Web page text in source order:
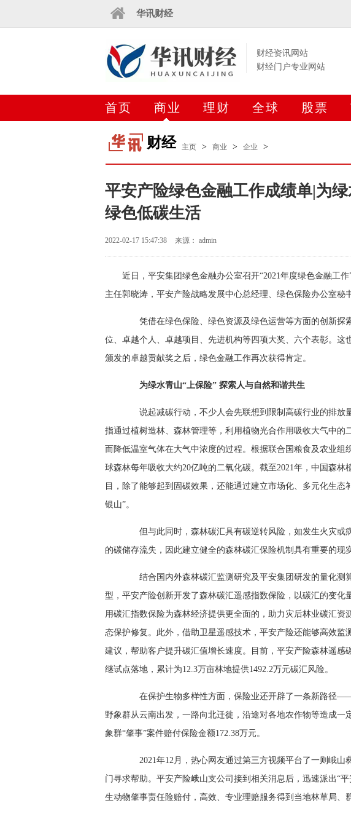
华讯财经
财经资讯网站
财经门户专业网站
首页 商业 理财 全球 股票
财经 主页 > 商业 > 企业 >
平安产险绿色金融工作成绩单|为
绿色低碳生活
2022-02-17 15:47:38 来源： admin
近日，平安集团绿色金融办公室召开“2021年度绿色金融工
主任郭晓涛，平安产险战略发展中心总经理、绿色保险办公室秘
凭借在绿色保险、绿色资源及绿色运营等方面的创新探
位、卓越个人、卓越项目、先进机构等四项大奖、六个表彰。这
颁发的卓越贡献奖之后，绿色金融工作再次获得肯定。
为绿水青山“上保险” 探索人与自然和谐共生
说起减碳行动，不少人会先联想到限制高碳行业的排放
指通过植树造林、森林管理等，利用植物光合作用吸收大气中的
而降低温室气体在大气中浓度的过程。根据联合国粮食及农业组
球森林每年吸收大约20亿吨的二氧化碳。截至2021年，中国森林
目，除了能够起到固碳效果，还能通过建立市场化、多元化生态
银山”。
但与此同时，森林碳汇具有碳逆转风险，如发生火灾或
的碳储存流失，因此建立健全的森林碳汇保险机制具有重要的现
结合国内外森林碳汇监测研究及平安集团研发的量化测
型，平安产险创新开发了森林碳汇遥感指数保险，以碳汇的变化
用碳汇指数保险为森林经济提供更全面的，助力灾后林业碳汇资
态保护修复。此外，借助卫星遥感技术，平安产险还能够高效监
建议，帮助客户提升碳汇值增长速度。目前，平安产险森林遥感
继试点落地，累计为12.3万亩林地提供1492.2万元碳汇风险。
在保护生物多样性方面，保险业还开辟了一条新路径——
野象群从云南出发，一路向北迁徙，沿途对各地农作物等造成一
象群“肇事”案件赔付保险金额172.38万元。
2021年12月，热心网友通过第三方视频平台了一则峨山
门寻求帮助。平安产险峨山支公司接到相关消息后，迅速派出“
生动物肇事责任险赔付，高效、专业理赔服务得到当地林草局、